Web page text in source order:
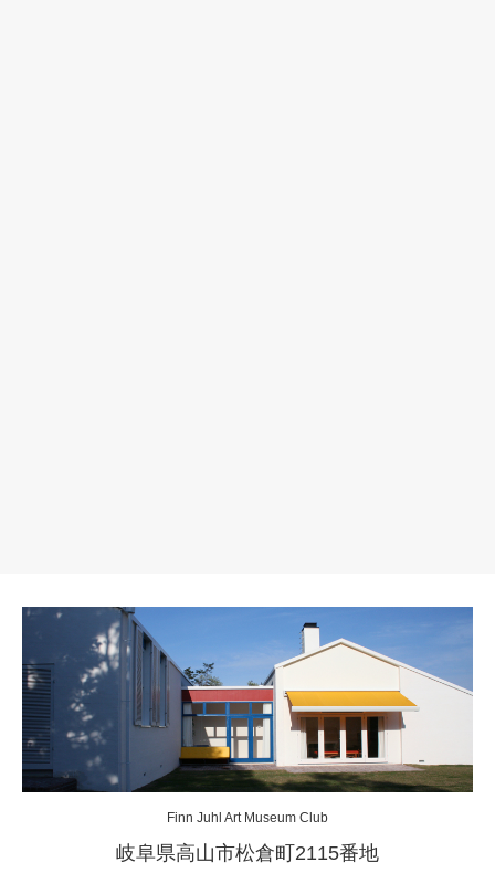
Finn Juhl Art Museum Club
岐阜県高山市松倉町2115番地